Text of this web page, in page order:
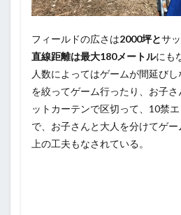
フィールドの広さは2000坪とサ
直線距離は最大180メートルにも
人数によってはゲームが間延び
を絞ってゲーム行ったり、お子
ットカーテンで区切って、10禁
で、お子さんと大人を分けてゲ
上の工夫もなされている。